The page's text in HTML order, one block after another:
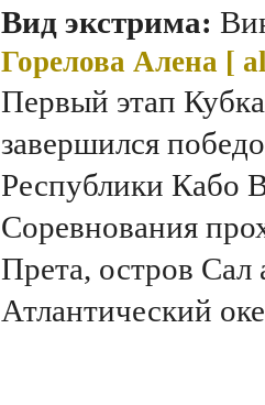
Вид экстрима:
Горелова Алена [
Первый этап
завершился
Республики Кабо
Соревнования
Прета, остров Сал
Атлантический